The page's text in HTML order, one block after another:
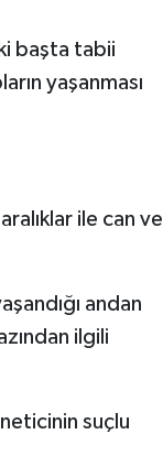
başta tabii
yaşanması
ile can ve
andan
ilgili
suçlu